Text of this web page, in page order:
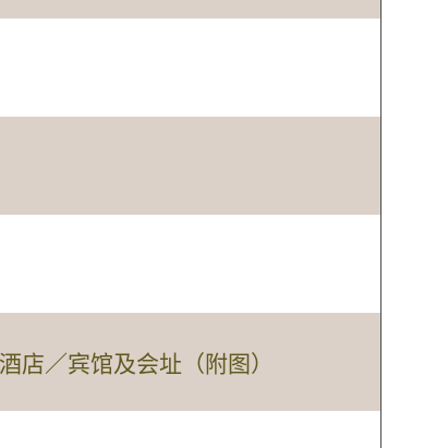
店／宾馆及会址（附图）